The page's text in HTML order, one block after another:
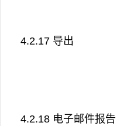
4.2.17 导出
4.2.18 电子邮件报告